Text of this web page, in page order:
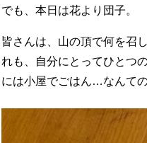
でも、本日は花より団子。
皆さんは、山の頂で何を召
れも、自分にとってひとつ
には小屋でごはん…なんて